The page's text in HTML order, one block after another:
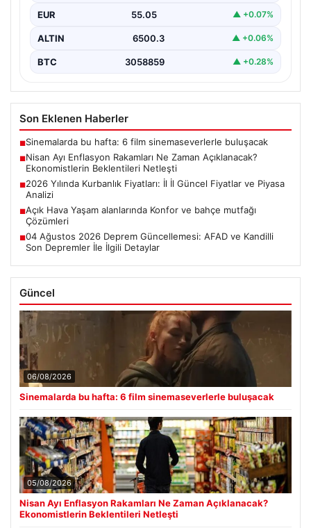
EUR 55.05 ▲ +0.07%
ALTIN 6500.3 ▲ +0.06%
BTC 3058859 ▲ +0.28%
Son Eklenen Haberler
■Sinemalarda bu hafta: 6 film sinemaseverlerle buluşacak
■Nisan Ayı Enflasyon Rakamları Ne Zaman Açıklanacak?
Ekonomistlerin Beklentileri Netleşti
■2026 Yılında Kurbanlık Fiyatları: İl İl Güncel Fiyatlar ve Piyasa
Analizi
■Açık Hava Yaşam alanlarında Konfor ve bahçe mutfağı
Çözümleri
■04 Ağustos 2026 Deprem Güncellemesi: AFAD ve Kandilli
Son Depremler İle İlgili Detaylar
Güncel
06/08/2026
Sinemalarda bu hafta: 6 film sinemaseverlerle buluşacak
05/08/2026
Nisan Ayı Enflasyon Rakamları Ne Zaman Açıklanacak?
Ekonomistlerin Beklentileri Netleşti